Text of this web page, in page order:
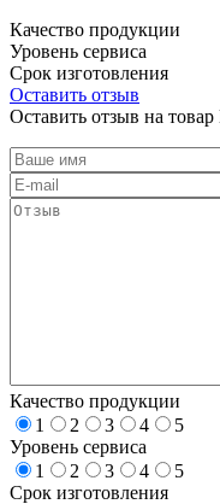
Качество продукции
Уровень сервиса
Срок изготовления
Оставить отзыв
Оставить отзыв на
Качество продукции
1
2 3 4
5
Уровень сервиса
1
2 3 4
5
Срок изготовления